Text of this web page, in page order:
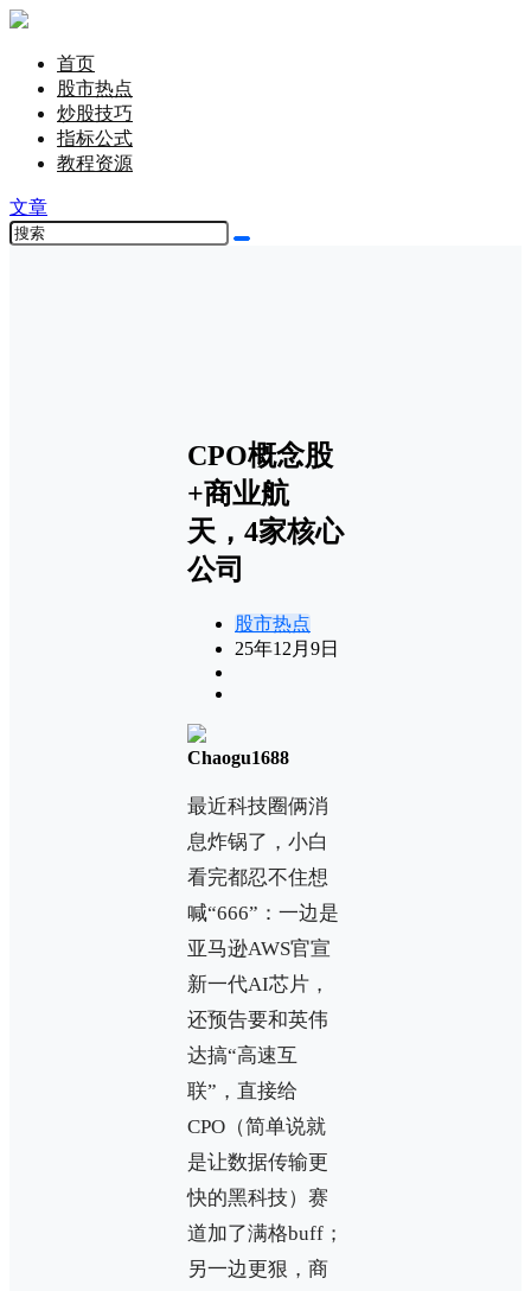
首页
股市热点
炒股技巧
指标公式
教程资源
文章
CPO概念股
+商业航
天，4家核心
公司
股市热点
25年12月9日
Chaogu1688
最近科技圈俩消
息炸锅了，小白
看完都忍不住想
喊“666”：一边是
亚马逊AWS官宣
新一代AI芯片，
还预告要和英伟
达搞“高速互
联”，直接给
CPO（简单说就
是让数据传输更
快的黑科技）赛
道加了满格buff；
另一边更狠，商